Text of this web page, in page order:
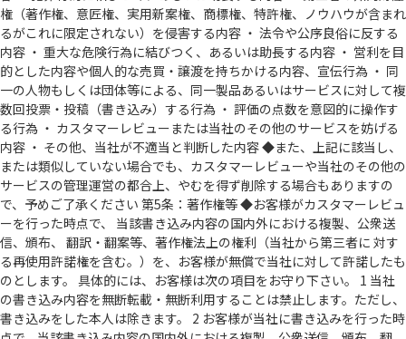
権（著作権、意匠権、実用新案権、商標権、特許権、ノウハウが含まれ
るがこれに限定されない）を侵害する内容 ・ 法令や公序良俗に反する
内容 ・ 重大な危険行為に結びつく、あるいは助長する内容 ・ 営利を目
的とした内容や個人的な売買・譲渡を持ちかける内容、宣伝行為 ・ 同
一の人物もしくは団体等による、同一製品あるいはサービスに対して複
数回投票・投稿（書き込み）する行為 ・ 評価の点数を意図的に操作す
る行為 ・ カスタマーレビューまたは当社のその他のサービスを妨げる
内容 ・ その他、当社が不適当と判断した内容 ◆また、上記に該当し、
または類似していない場合でも、カスタマーレビューや当社のその他の
サービスの管理運営の都合上、やむを得ず削除する場合もありますの
で、予めご了承ください 第5条：著作権等 ◆お客様がカスタマーレビュ
ーを行った時点で、 当該書き込み内容の国内外における複製、公衆送
信、頒布、 翻訳・翻案等、著作権法上の権利（当社から第三者に 対す
る再使用許諾権を含む。）を、お客様が無償で当社に対して許諾したも
のとします。 具体的には、お客様は次の項目をお守り下さい。 1 当社
の書き込み内容を無断転載・無断利用することは禁止します。ただし、
書き込みをした本人は除きます。 2 お客様が当社に書き込みを行った時